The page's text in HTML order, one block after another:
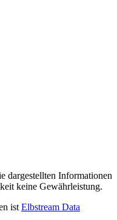
dargestellten Informationen
keine Gewährleistung.
ist Elbstream Data